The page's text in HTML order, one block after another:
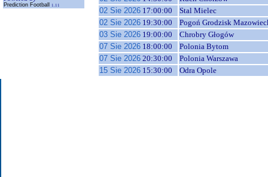
Prediction Football 1.11
02 Sie 2026 17:00:00
Stal Mielec
02 Sie 2026 19:30:00
Pogoń Grodzisk
03 Sie 2026 19:00:00
Chrobry Głogów
07 Sie 2026 18:00:00
Polonia Bytom
07 Sie 2026 20:30:00
Polonia Warszawa
15 Sie 2026 15:30:00 Odra Opole